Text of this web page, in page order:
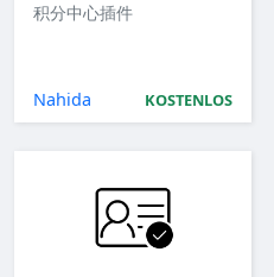
积分中心插件
Nahida KOSTENLOS